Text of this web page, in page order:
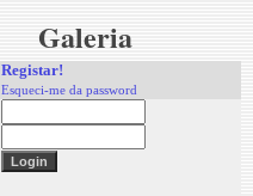
Galeria
Registar!
Esqueci-me da password